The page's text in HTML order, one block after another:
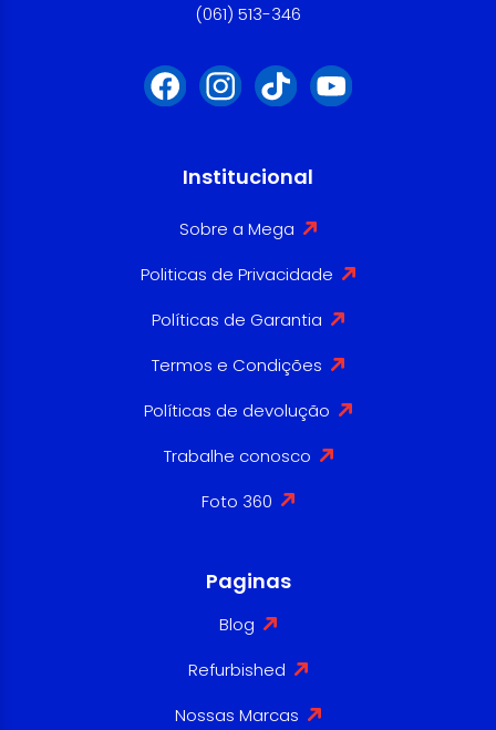
(061) 513-346
Institucional
Sobre a Mega
Politicas de Privacidade
Políticas de Garantia
Termos e Condições
Políticas de devolução
Trabalhe conosco
Foto 360
Paginas
Blog
Refurbished
Nossas Marcas